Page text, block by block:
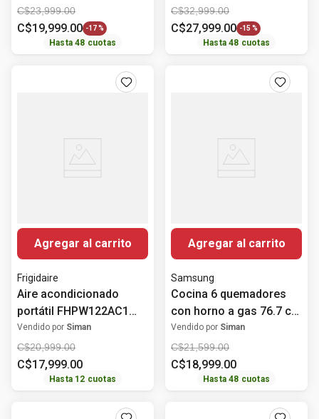
RT31DG5124S9AP
Samsung
C$23,999.00
C$19,999.00 -17 %
Hasta48 cuotas
C$32,999.00
C$27,999.00 -15 %
Hasta48 cuotas
Agregar al carrito
Frigidaire
Aire acondicionado
portátil FHPW122AC1
12,000 BTU Frigidaire
Vendido por Siman
C$20,999.00
C$17,999.00
Hasta 12 cuotas
Agregar al carrito
Samsung
Cocina 6 quemadores
con horno a gas 76.7 cm
(30") NX52D3000MV/AX
Samsung
Vendido por Siman
C$21,599.00
C$18,999.00
Hasta48 cuotas